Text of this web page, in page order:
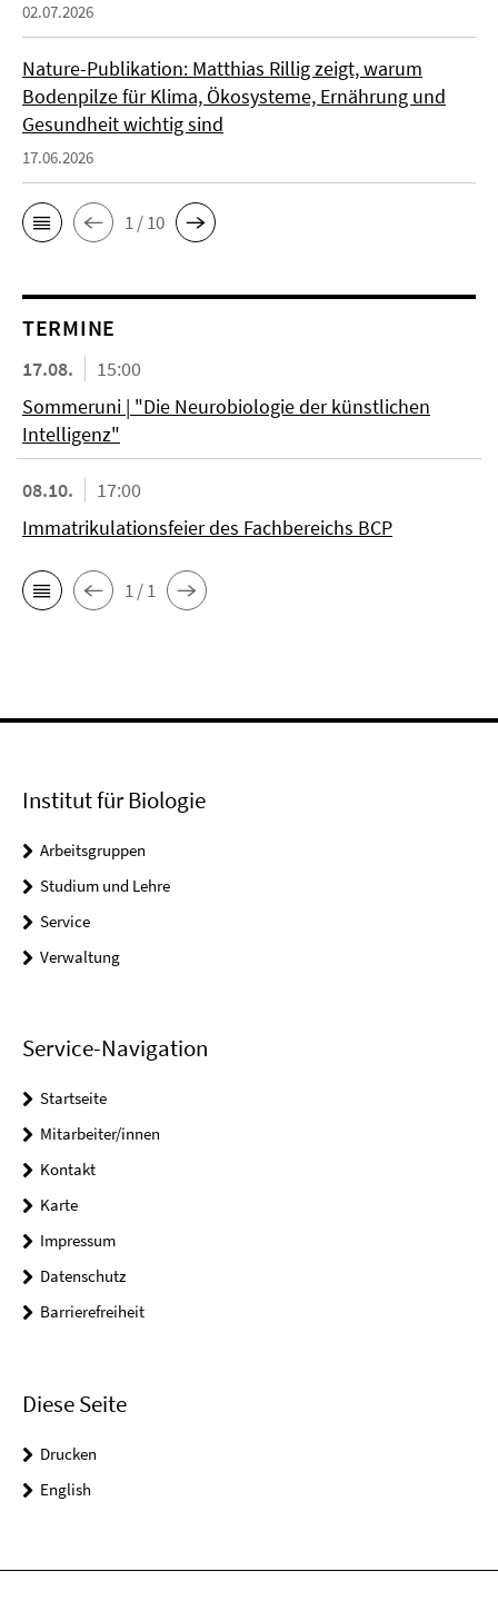
02.07.2026
Nature-Publikation: Matthias Rillig zeigt, warum
Bodenpilze für Klima, Ökosysteme, Ernährung und
Gesundheit wichtig sind
17.06.2026
1 / 10
TERMINE
17.08.
15:00
Sommeruni | "Die Neurobiologie der künstlichen
Intelligenz"
08.10.
17:00
Immatrikulationsfeier des Fachbereichs BCP
1 / 1
Institut für Biologie
Arbeitsgruppen
Studium und Lehre
Service
Verwaltung
Service-Navigation
Startseite
Mitarbeiter/innen
Kontakt
Karte
Impressum
Datenschutz
Barrierefreiheit
Diese Seite
Drucken
English